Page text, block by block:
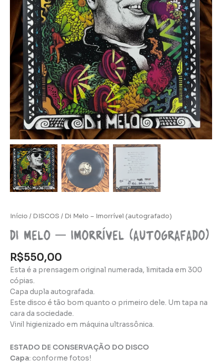
Início / DISCOS / Di Melo – Imorrível (autografado)
Di Melo – Imorrível (autografado)
R$550,00
Esta é a prensagem original numerada, limitada em 300
cópias.
Capa dupla autografada.
Este disco é tão bom quanto o primeiro dele. Um tapa na
cara da sociedade.
Vinil higienizado em máquina ultrassônica.
ESTADO DE CONSERVAÇÃO DO DISCO
Capa: conforme fotos!